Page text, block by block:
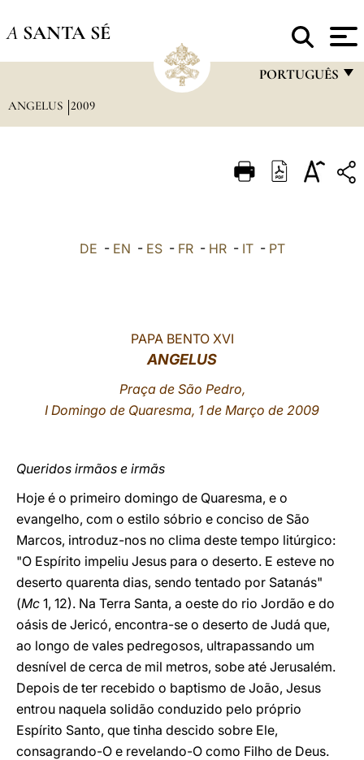
A SANTA SÉ
PORTUGUÊS
ITALIANO
ANGELUS 2009
DE - EN - ES- FR- HR- IT- PT
PAPA BENTO XVI
ANGELUS
Praça de São Pedro,
I Domingo de Quaresma, 1 de Março de 2009
Queridos irmãos e irmãs
Hoje é o primeiro domingo de Quaresma, e o
evangelho, com o estilo sóbrio e conciso de São
Marcos, introduz-nos no clima deste tempo litúrgico:
"O Espírito impeliu Jesus para o deserto. E esteve no
deserto quarenta dias, sendo tentado por Satanás"
(Mc 1, 12). Na Terra Santa, a oeste do rio Jordão e do
oásis de Jericó, encontra-se o deserto de Judá que,
ao longo de vales pedregosos, ultrapassando um
desnível de cerca de mil metros, sobe até Jerusalém.
Depois de ter recebido o baptismo de João, Jesus
entrou naquela solidão conduzido pelo próprio
Espírito Santo, que tinha descido sobre Ele,
consagrando-O e revelando-O como Filho de Deus.